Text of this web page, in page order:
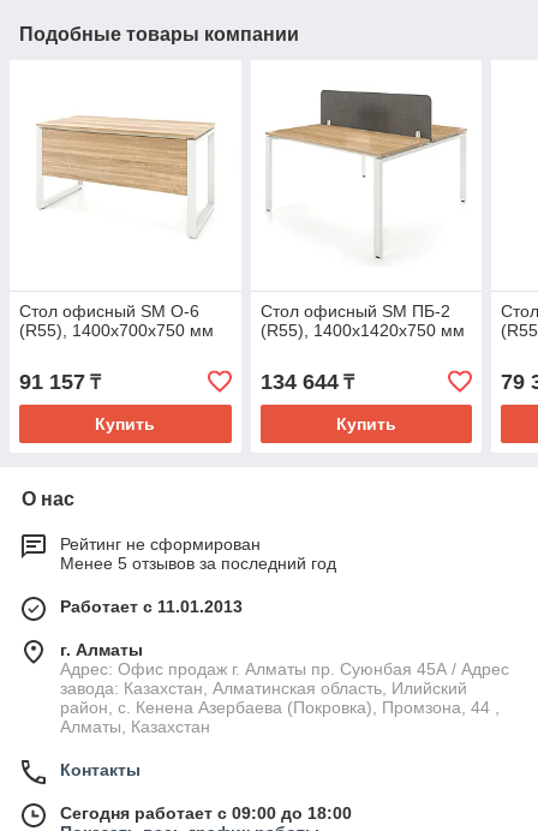
Подобные товары компании
Стол офисный SМ O-6
(R55), 1400х700х750 мм
91 157 ₸
Купить
Стол офисный SМ ПБ-2
(R55), 1400х1420х750 мм
134 644₸
Купить
79
О нас
Рейтинг не сформирован
Менее 5 отзывов за последний год
Работает с 11.01.2013
г. Алматы
Адрес: Офис продаж г. Алматы пр. Суюнбая 45А / Адрес
завода: Казахстан, Алматинская область, Илийский
район, ​с. Кенена Азербаева (Покровка), Промзона, 44​ ,
Алматы, Казахстан
Контакты
Сегодня работает с 09:00 до 18:00